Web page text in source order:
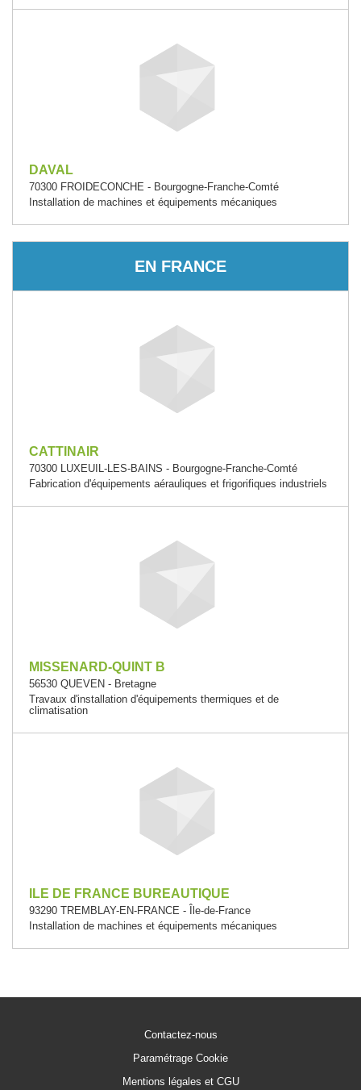
DAVAL
70300 FROIDECONCHE - Bourgogne-Franche-Comté
Installation de machines et équipements mécaniques
EN FRANCE
CATTINAIR
70300 LUXEUIL-LES-BAINS - Bourgogne-Franche-Comté
Fabrication d'équipements aérauliques et frigorifiques industriels
MISSENARD-QUINT B
56530 QUEVEN - Bretagne
Travaux d'installation d'équipements thermiques et de
climatisation
ILE DE FRANCE BUREAUTIQUE
93290 TREMBLAY-EN-FRANCE - Île-de-France
Installation de machines et équipements mécaniques
Contactez-nous
Paramétrage Cookie
Mentions légales et CGU